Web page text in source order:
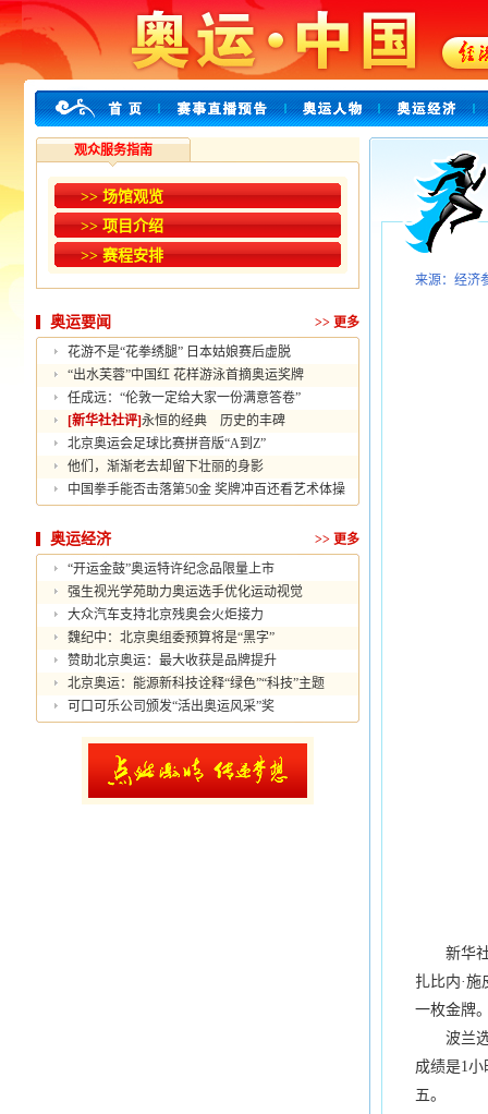
观众服务指南
>> 场馆观览
>> 项目介绍
>> 赛程安排
奥运要闻 >> 更多
花游不是“花拳绣腿” 日本姑娘赛后虚脱
“出水芙蓉”中国红 花样游泳首摘奥运奖牌
任成远：“伦敦一定给大家一份满意答卷”
[新华社社评]永恒的经典 历史的丰碑
北京奥运会足球比赛拼音版“A到Z”
他们，渐渐老去却留下壮丽的身影
中国拳手能否击落第50金 奖牌冲百还看艺术体操
奥运经济 >> 更多
“开运金鼓”奥运特许纪念品限量上市
强生视光学苑助力奥运选手优化运动视觉
大众汽车支持北京残奥会火炬接力
魏纪中：北京奥组委预算将是“黑字”
赞助北京奥运：最大收获是品牌提升
北京奥运：能源新科技诠释“绿色”“科技”主题
可口可乐公司颁发“活出奥运风采”奖
来源：经济
新华社
扎比内·
一枚金牌
波兰选
成绩是1小
五。